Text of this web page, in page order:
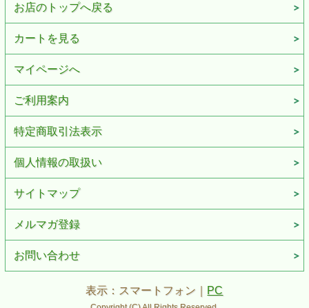
お店のトップへ戻る
カートを見る
マイページへ
ご利用案内
特定商取引法表示
個人情報の取扱い
サイトマップ
メルマガ登録
お問い合わせ
表示：スマートフォン｜ PC